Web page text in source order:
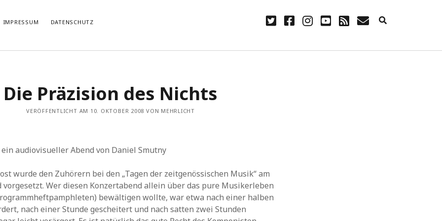
IMPRESSUM DATENSCHUTZ twitterfacebook
instagram
youtube
rss E-
zuRostropowitsch
im Musikverein?
zuAlle Hände voll zu tun
DEI FUNK WuK
(2)
Dresden (110)
Features (89)
nuits sans nuit(122)
Südtirol (2)
Unkategorisiert(8)
Weblog
(711)
Wien
Die Präzision des Nichts
VERÖFFENTLICHT AM 10. OKTOBER 2008 VON MEHRLICHT
ein audiovisueller Abend von Daniel Smutny
wurde den Zuhörern bei den „Tagen der zeitgenössischen Musik“ am
vorgesetzt. Wer diesen Konzertabend allein über das pure Musikerleben
bewältigen wollte, war etwa nach einer halben
nach einer Stunde gescheitert und nach satten zwei Stunden